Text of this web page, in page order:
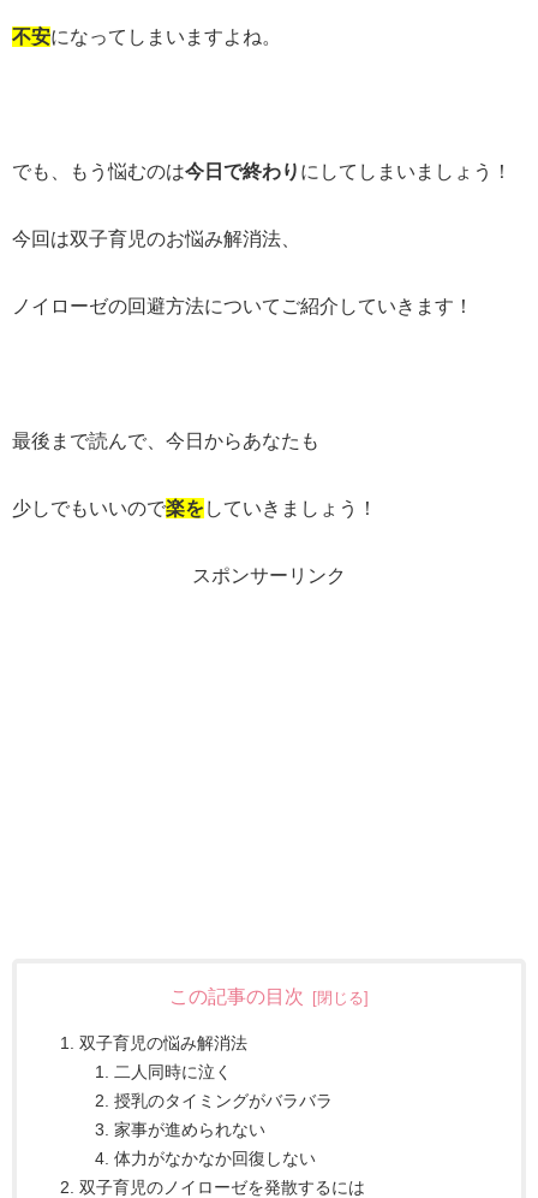
不安になってしまいますよね。
でも、もう悩むのは今日で終わり にしてしまいましょう！
今回は双子育児のお悩み解消法、
ノイローゼの回避方法についてご紹介していきます！
最後まで読んで、今日からあなたも
少しでもいいので楽を していきましょう！
スポンサーリンク
この記事の目次
双子育児の悩み解消法
二人同時に泣く
授乳のタイミングがバラバラ
家事が進められない
体力がなかなか回復しない
双子育児のノイローゼを発散するには